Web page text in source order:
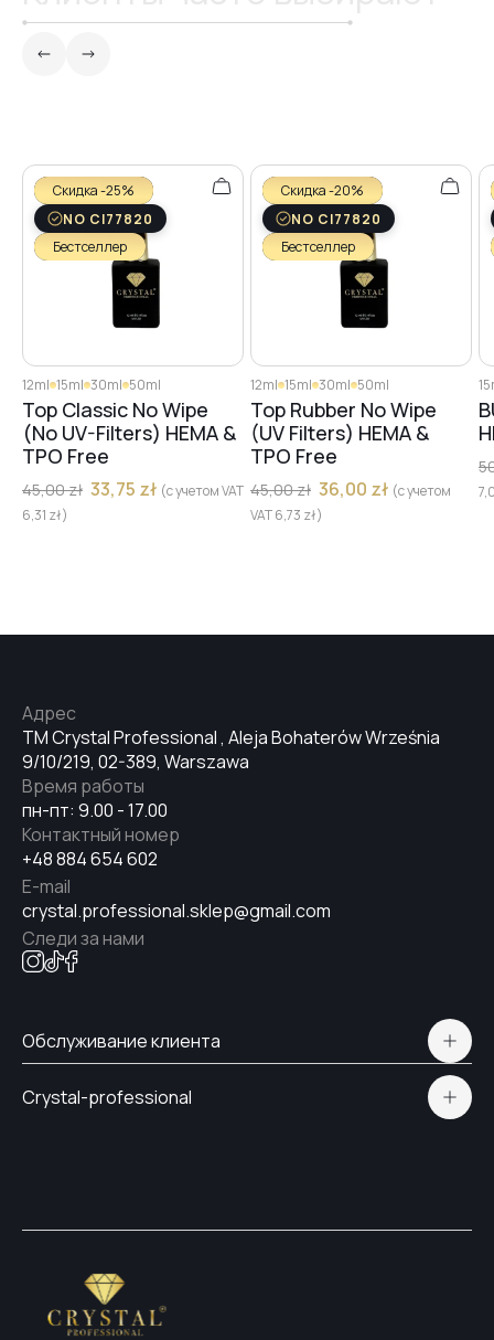
Скидка -25%
NO CI77820
Бестселлер
12ml 15ml 30ml 50ml
Top Classic No Wipe
(No UV-Filters) HEMA &
TPO Free
45,00zł 33,75 zł (с учетом VAT
6,31 zł)
Скидка -20%
NO CI77820
Бестселлер
12ml 15ml 30ml 50ml
Top Rubber No Wipe
(UV Filters) HEMA &
TPO Free
45,00zł 36,00 zł (с учетом
VAT6,73 zł)
TM Crystal Professional , Aleja Bohaterów Września
9/10/219, 02-389, Warszawa
Адрес
пн-пт: 9.00 - 17.00
Время работы
+48 884 654 602
Контактный номер
crystal.professional.sklep@gmail.com
E-mail
Следи за нами
Обслуживание клиента
Доставка и оплата
Crystal-professional